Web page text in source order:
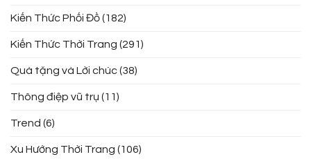
Kiến Thức Phối Đồ(182)
Kiến Thức Thời Trang (291)
Quà tặng và Lời chúc(38)
Thông điệp vũ trụ (11)
Trend (6)
Xu Hướng Thời Trang (106)